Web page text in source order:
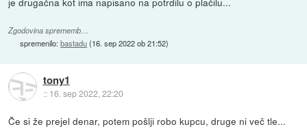
Zgodovina sprememb…
spremenilo:bastadu(16. sep 2022 ob 21:52)
tony1
:: 16. sep 2022, 22:20
Če si že prejel denar, potem pošlji robo kupcu, druge ni več tle...